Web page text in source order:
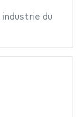
industrie du